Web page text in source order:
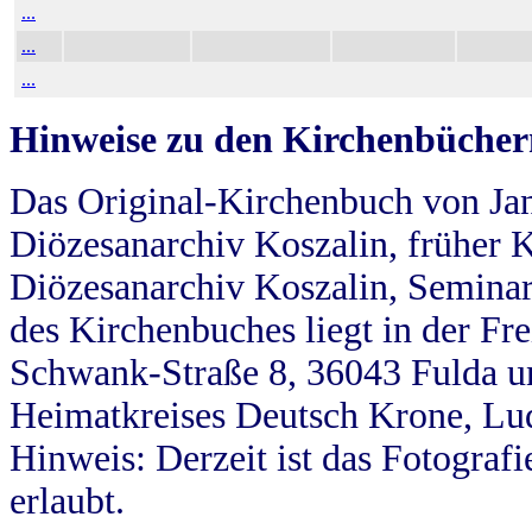
...
...
...
Hinweise zu den
Das Original-Kirchenbuch von
Diözesanarchiv Koszalin, früher
Diözesanarchiv Koszalin,
des Kirchenbuches liegt in der
Schwank-Straße 8, 36043 Fulda
Heimatkreises Deutsch Krone,
Hinweis: Derzeit ist das
erlaubt.